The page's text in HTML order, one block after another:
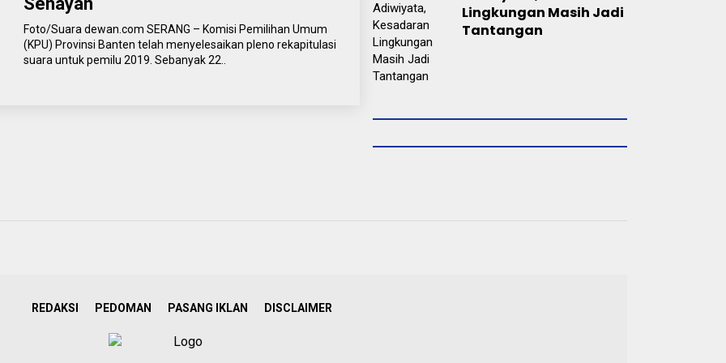
Foto/Suara dewan.com SERANG – Komisi Pemilihan Umum
(KPU) Provinsi Banten telah menyelesaikan pleno rekapitulasi
suara untuk pemilu 2019. Sebanyak 22..
Lingkungan Masih Jadi
Tantangan
REDAKSI PEDOMAN PASANG IKLAN DISCLAIMER